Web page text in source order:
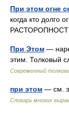
При этом огне
когда кто
При Этом —
этим. Толковый
Современный
при этом — см.
Словарь многих